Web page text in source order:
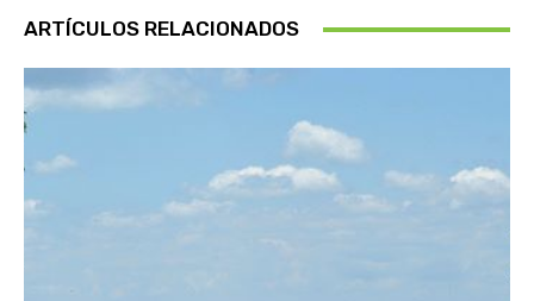
ARTÍCULOS RELACIONADOS